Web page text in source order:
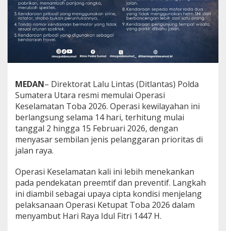
n
g
u
n
s
a
r
a
n
T
e
r
b
e
l
a
MEDAN– Direktorat Lalu Lintas (Ditlantas) Polda
Sumatera Utara resmi memulai Operasi
Keselamatan Toba 2026. Operasi kewilayahan ini
berlangsung selama 14 hari, terhitung mulai
tanggal 2 hingga 15 Februari 2026, dengan
menyasar sembilan jenis pelanggaran prioritas di
jalan raya.
Operasi Keselamatan kali ini lebih menekankan
pada pendekatan preemtif dan preventif. Langkah
ini diambil sebagai upaya cipta kondisi menjelang
pelaksanaan Operasi Ketupat Toba 2026 dalam
menyambut Hari Raya Idul Fitri 1447 H.